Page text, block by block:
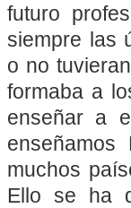
futuro
siempre las
o no
formaba a
enseñar a
muchos
Ello se ha